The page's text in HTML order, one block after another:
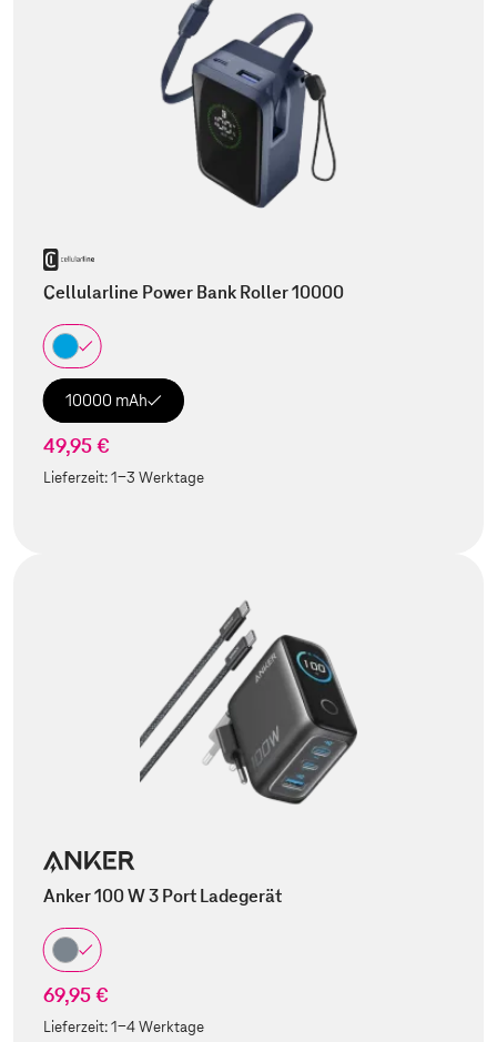
Cellularline Power Bank Roller 10000
10000 mAh
49,95 €
Lieferzeit:1-3 Werktage
Anker 100 W 3 Port Ladegerät
69,95 €
Lieferzeit:1-4 Werktage